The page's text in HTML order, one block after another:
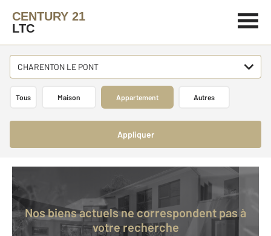
CENTURY 21
LTC
CHARENTON LE PONT
Tous Maison Appartement Autres
Appliquer
Nos biens actuels ne correspondent pas à
votre recherche